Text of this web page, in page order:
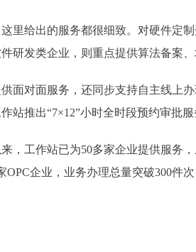
给出的服务都很细致。对硬件定制
研发类企业，则重点提供算法备案
对面服务，还同步支持自主线上办
站推出“7×12”小时全时段预约审批
工作站已为50多家企业提供服务，
OPC企业，业务办理总量突破300件